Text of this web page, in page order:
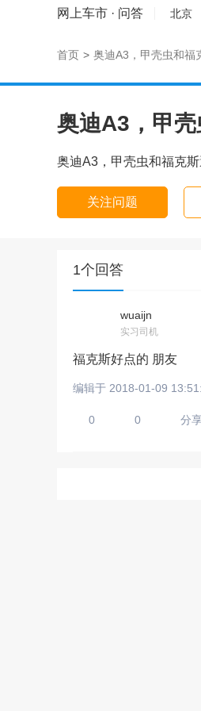
网上车市 · 问答 北京
首页 > 奥迪A3，甲壳虫和福
奥迪A3，甲
奥迪A3，甲壳虫和福克
关注问题
1个回答
wuaijn
实习司机
福克斯好点的 朋友
编辑于 2018-01-09
0 0 分
请输